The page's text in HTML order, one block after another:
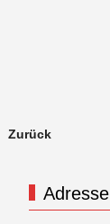
Zurück
Adresse